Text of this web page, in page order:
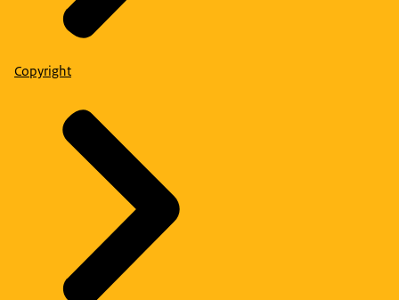
Copyright